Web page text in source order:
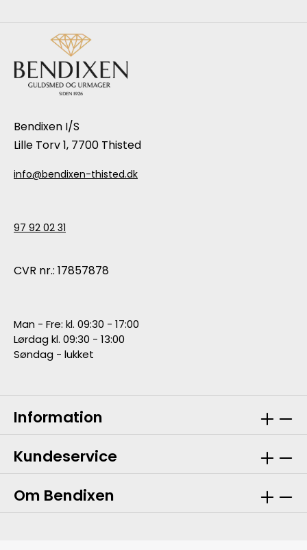
Bendixen I/S
Lille Torv 1, 7700 Thisted
info@bendixen-thisted.dk
97 92 02 31
CVR nr.: 17857878
Man - Fre: kl. 09:30 - 17:00
Lørdag kl. 09:30 - 13:00
Søndag - lukket
Information
Kundeservice
Om Bendixen